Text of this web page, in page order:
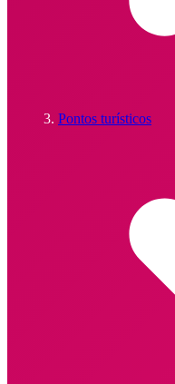
Pontos turísticos